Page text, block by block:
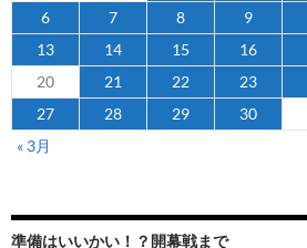
6
7 8 9
13
14 15 16
20
21 22 23
27
28 29
30
« 3月
準備はいいかい！？開幕戦まで